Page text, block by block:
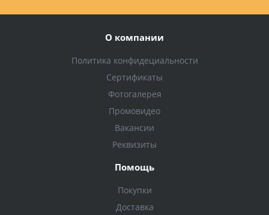
О компании
Политика конфидециальности
Сертификаты
Фотогалерея
Промовидео
Вакансии
Реквизиты
Помощь
Покупки
Доставка